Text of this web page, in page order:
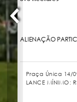
ALIENAÇÃO
Praça Única 14/
LANCE MÍNIMO: